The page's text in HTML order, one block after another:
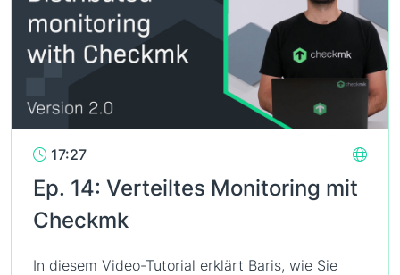
17:27
Ep. 14: Verteiltes Monitoring mit
Checkmk
In diesem Video-Tutorial erklärt Baris, wie Sie